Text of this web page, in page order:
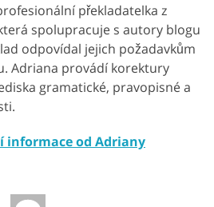
překladatelka z
spolupracuje s autory blogu
odpovídal jejich požadavkům
Adriana provádí korektury
gramatické, pravopisné a
informace od Adriany